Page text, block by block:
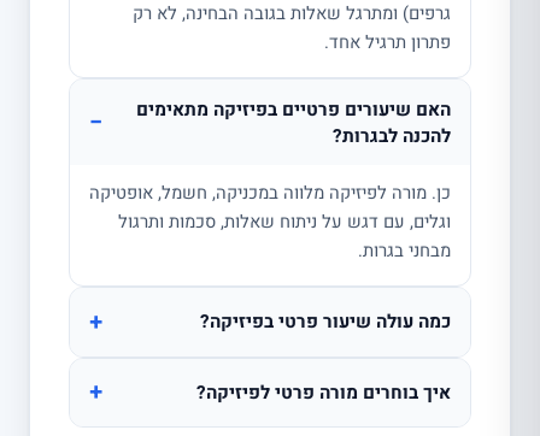
גרפים) ומתרגל שאלות בגובה הבחינה, לא רק
פתרון תרגיל אחד.
האם שיעורים פרטיים בפיזיקה מתאימים
להכנה לבגרות?
−
כן. מורה לפיזיקה מלווה במכניקה, חשמל, אופטיקה
וגלים, עם דגש על ניתוח שאלות, סכמות ותרגול
מבחני בגרות.
כמה עולה שיעור פרטי בפיזיקה? +
איך בוחרים מורה פרטי לפיזיקה? +